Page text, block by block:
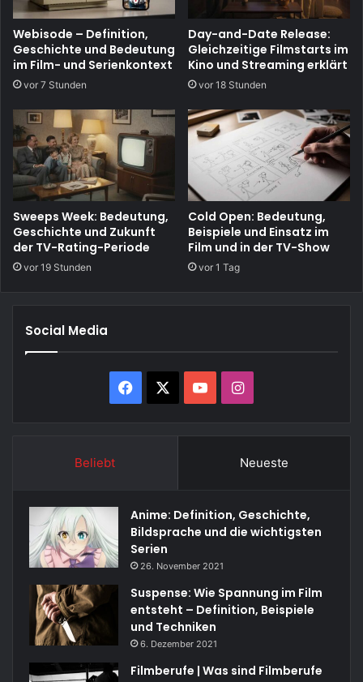
Webisode – Definition,
Geschichte und Bedeutung
im Film- und Serienkontext
vor 7 Stunden
Day-and-Date Release:
Gleichzeitige Filmstarts im
Kino und Streaming erklärt
vor 18 Stunden
Sweeps Week: Bedeutung,
Geschichte und Zukunft
der TV-Rating-Periode
vor 19 Stunden
Cold Open: Bedeutung,
Beispiele und Einsatz im
Film und in der TV-Show
vor 1 Tag
Social Media
Facebook YouTubeInstagram
Beliebt Neueste
Anime: Definition, Geschichte,
Bildsprache und die wichtigsten
Serien
26. November 2021
Suspense: Wie Spannung im Film
entsteht – Definition, Beispiele
und Techniken
6. Dezember 2021
Filmberufe | Was sind Filmberufe